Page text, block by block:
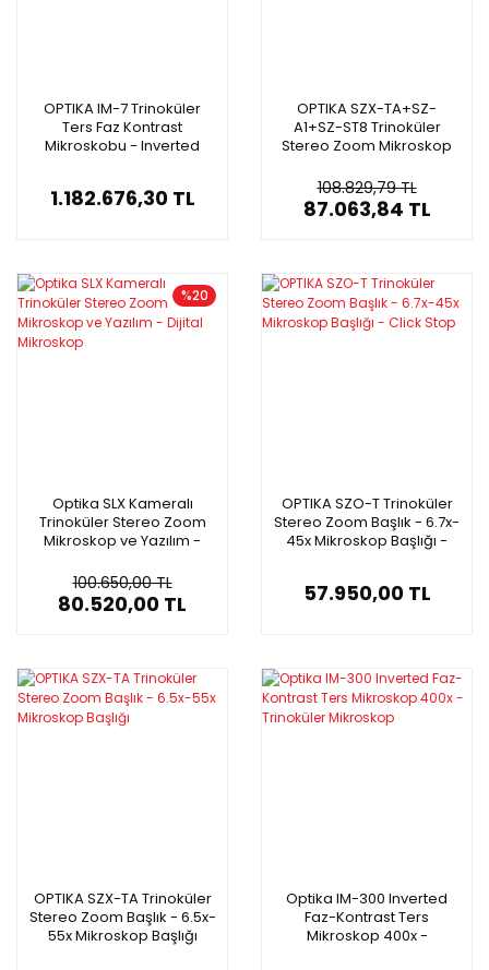
OPTIKA IM-7 Trinoküler
Ters Faz Kontrast
Mikroskobu - Inverted
1.182.676,30 TL
OPTIKA SZX-TA+SZ-
A1+SZ-ST8 Trinoküler
Stereo Zoom Mikroskop
108.829,79 TL
87.063,84 TL
%20
Optika SLX Kameralı
Trinoküler Stereo Zoom
Mikroskop ve Yazılım -
100.650,00 TL
80.520,00 TL
OPTIKA SZO-T Trinoküler
Stereo Zoom Başlık - 6.7x-
45x Mikroskop Başlığı -
57.950,00 TL
OPTIKA SZX-TA Trinoküler
Stereo Zoom Başlık - 6.5x-
55x Mikroskop Başlığı
Optika IM-300 Inverted
Faz-Kontrast Ters
Mikroskop 400x -